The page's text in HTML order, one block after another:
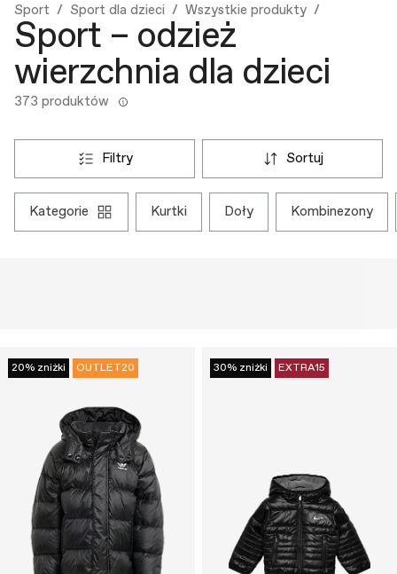
Sport Sport dla dzieci Wszystkie produkty
Sport – odzież
wierzchnia dla dzieci
373 produktów
filtry sortuj
kategorie kurtki doły kombinezony
20% zniżki OUTLET20 30% zniżki EXTRA15